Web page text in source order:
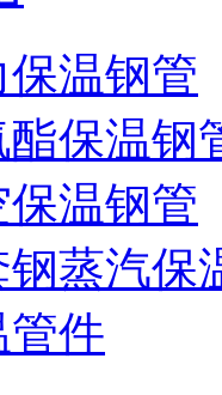
温钢管
酯保温钢
保温钢管
钢蒸汽保
件